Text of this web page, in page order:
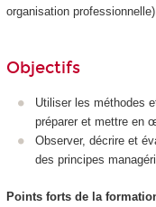
organisation professionnelle).
Objectifs
Utiliser les méthodes
préparer et mettre en
Observer, décrire et
des principes
Points forts de la